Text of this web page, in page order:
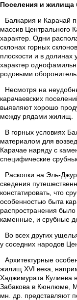
Поселения и жилища
Балкария и Карачай
массив Центрального
характер. Одни
склонах горных
плоскости и в
характер
родовыми
Несмотря на
карачаевских
выявляют хорошо
между рядами жилищ.
В горных условиях
материалом для
Карачае наряду с
специфические
Раскопки на Эль-
сведения
констатировать, что
особенностью быта
распространения
каменные, и срубные
Во всех других
у соседних народов
Архитектурные
жилищ XVI века,
Хаджимурата Кулиева
Забакова в Кюнлюме,
мн. др. представляют